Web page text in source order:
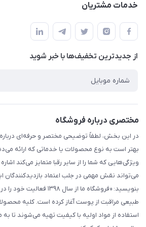
تجاری بین الحرمین - طبقه همکف - پلاک 99a
لیست محصولات
درباره ما
خدمات مشتریان
قوانین و مقررات
حریم خصوصی
راهنما
از جدید‌ترین تخفیف‌ها با‌ خبر شوید
مختصری درباره فروشگاه
در این بخش، لطفاً توضیحی مختصر و حرفه‌ای
بهتر است به نوع محصولات یا خدماتی که ارائه
ویژگی‌هایی که شما را از سایر رقبا متمایز می‌کند
می‌تواند نقش مهمی در جلب اعتماد بازدیدکنندگان
بنویسید: «فروشگاه ما از سال
طبیعی مراقبت از پوست آغاز کرده است. کلیه
استفاده از مواد اولیه با کیفیت تهیه می‌شوند تا